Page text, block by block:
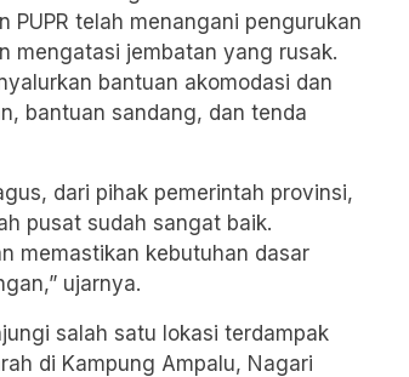
PUPR telah menangani pengurukan
mengatasi jembatan yang rusak.
bantuan akomodasi dan
bantuan sandang, dan tenda
dari pihak pemerintah provinsi,
pusat sudah sangat baik.
memastikan kebutuhan dasar
ujarnya.
salah satu lokasi terdampak
di Kampung Ampalu, Nagari